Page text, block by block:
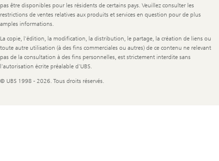
Information
pas être disponibles pour les résidents de certains pays. Veuillez consulter les
restrictions de ventes relatives aux produits et services en question pour de plus
amples informations.
La copie, l'édition, la modification, la distribution, le partage, la création de liens ou
toute autre utilisation (à des fins commerciales ou autres) de ce contenu ne relevant
pas de la consultation à des fins personnelles, est strictement interdite sans
l'autorisation écrite préalable d'UBS.
© UBS 1998 - 2026. Tous droits réservés.